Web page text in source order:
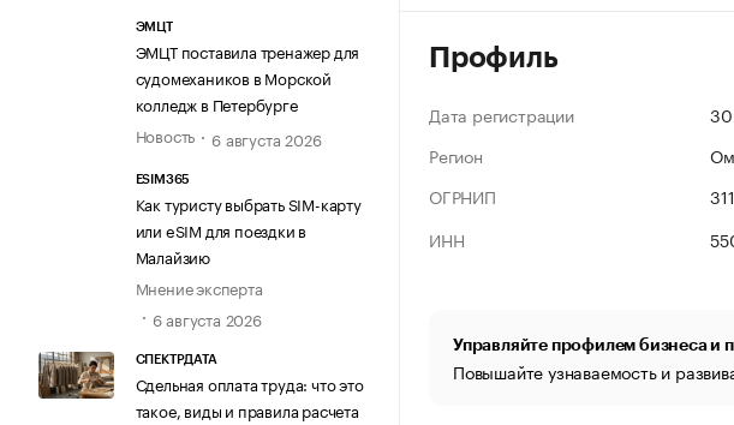
ЭМЦТ
ЭМЦТ поставила тренажер для
судомехаников в Морской
колледж в Петербурге
Новость
6 августа 2026
ESIM365
Как туристу выбрать SIM-карту
или eSIM для поездки в
Малайзию
Мнение эксперта
6 августа 2026
СПЕКТРДАТА
Сдельная оплата труда: что это
такое, виды и правила расчета
Профиль
Дата регистрации
30
Регион
ОГРНИП
ИНН
Управляйте профилем бизнеса и
Повышайте узнаваемость и